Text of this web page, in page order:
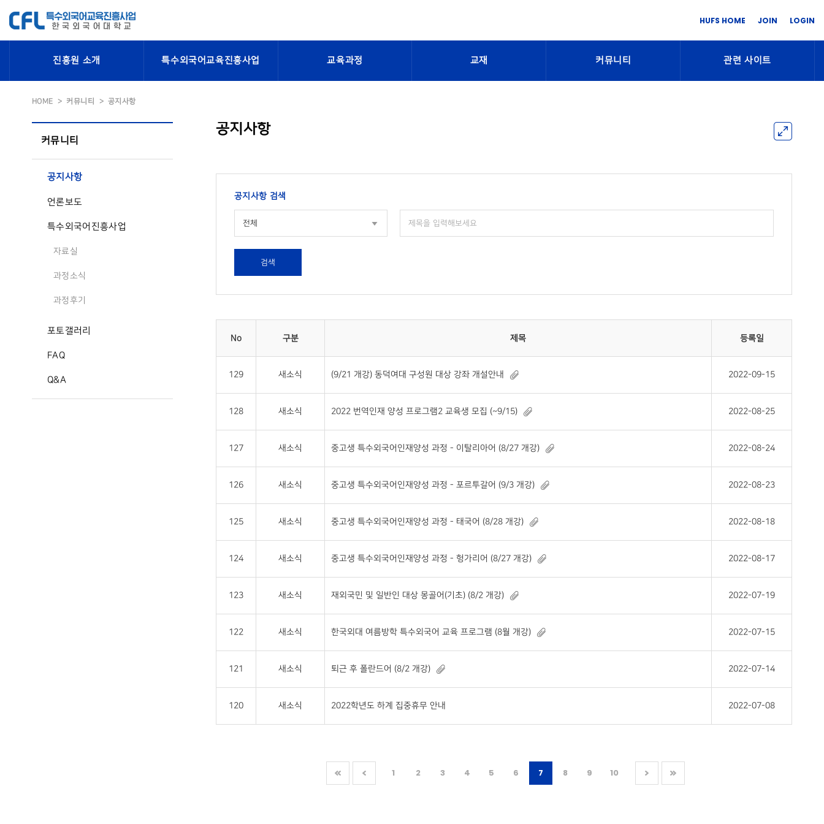
HUFS HOME JOIN LOGIN
진흥원 소개 특수외국어교육진흥사업 교육과정 교재 커뮤니티 관련 사이트
HOME 커뮤니티 공지사항
커뮤니티
공지사항
언론보도
특수외국어진흥사업
자료실
과정소식
과정후기
포토갤러리
FAQ
Q&A
공지사항
공지사항 검색
전체
검색
No 구분 제목 등록일
129 새소식 (9/21 개강) 동덕여대 구성원 대상 강좌 개설안내 2022-09-15
128 새소식 2022 번역인재 양성 프로그램2 교육생 모집 (~9/15) 2022-08-25
127 새소식 중고생 특수외국어인재양성 과정 - 이탈리아어 (8/27 개강) 2022-08-24
126 새소식 중고생 특수외국어인재양성 과정 - 포르투갈어 (9/3 개강) 2022-08-23
125 새소식 중고생 특수외국어인재양성 과정 - 태국어 (8/28 개강) 2022-08-18
124 새소식 중고생 특수외국어인재양성 과정 - 헝가리어 (8/27 개강) 2022-08-17
123 새소식 재외국민 및 일반인 대상 몽골어(기초) (8/2 개강) 2022-07-19
122 새소식 한국외대 여름방학 특수외국어 교육 프로그램 (8월 개강) 2022-07-15
121 새소식 퇴근 후 폴란드어 (8/2 개강) 2022-07-14
120 새소식 2022학년도 하계 집중휴무 안내 2022-07-08
1 2 3 4 5 6 7 8 9 10